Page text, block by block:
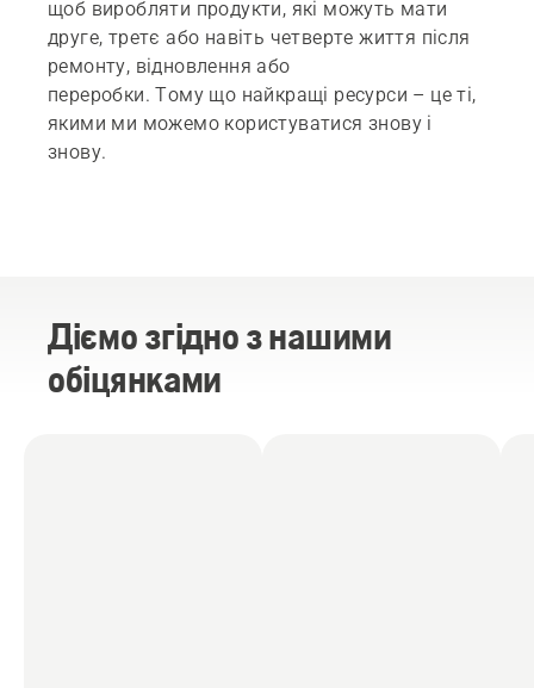
щоб виробляти продукти, які можуть мати
друге, третє або навіть четверте життя після
ремонту, відновлення або
переробки. Тому що найкращі ресурси – це ті,
якими ми можемо користуватися знову і
знову.
Діємо згідно з нашими
обіцянками